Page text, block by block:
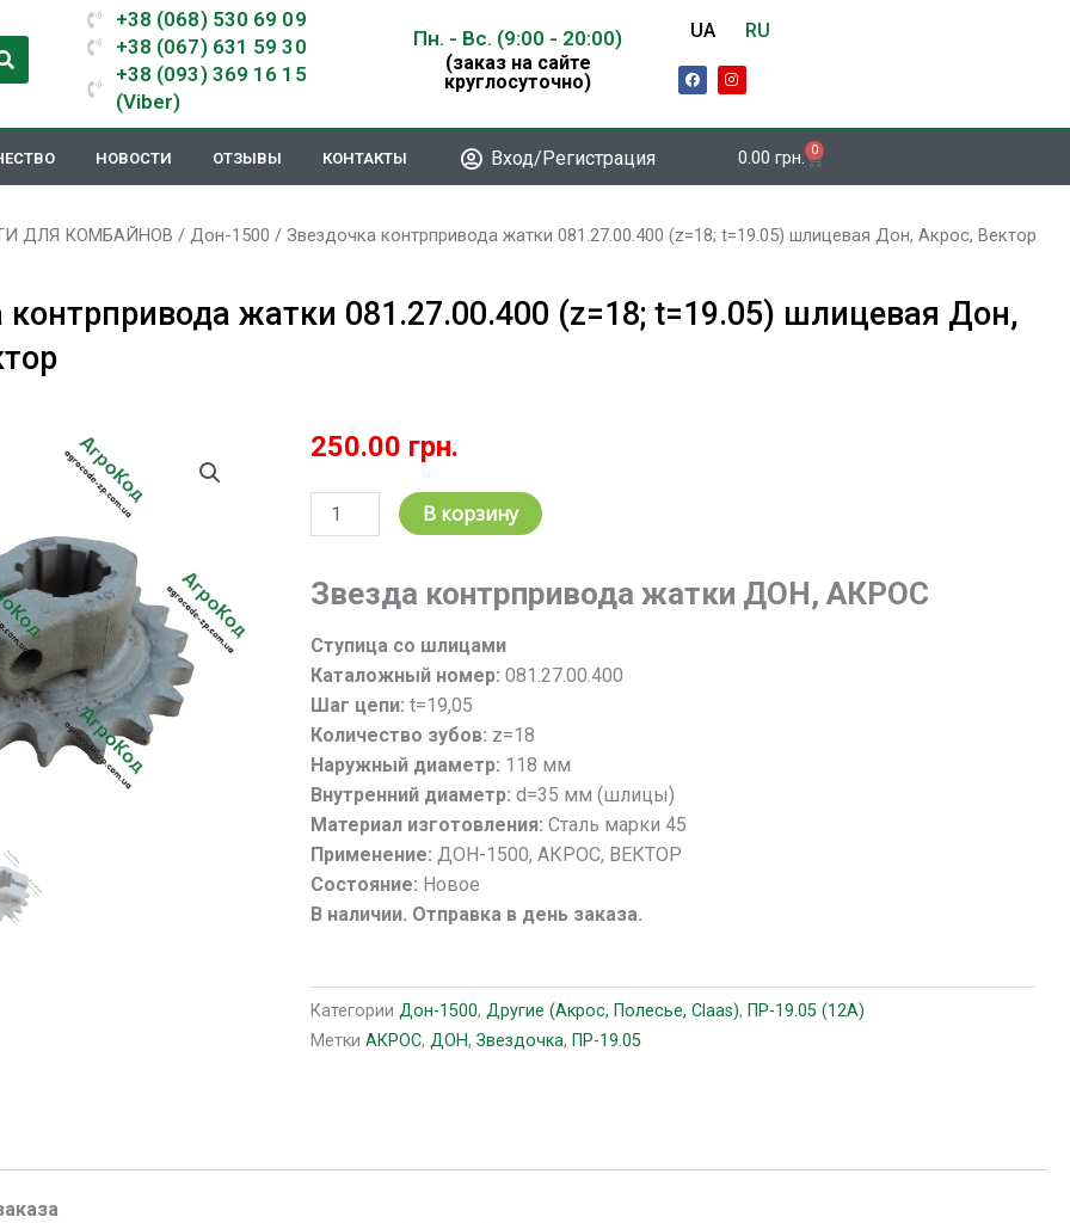
+38 (068) 530 69 09
+38 (067) 631 59 30
+38 (093) 369 16 15
(Viber)
Пн. - Вс. (9:00 - 20:00)
(заказ на сайте
круглосуточно)
UA RU
F
a
b
I
n
a
m
НОВОСТИ ОТЗЫВЫ КОНТАКТЫ Вход/Регистрация 0.00 грн. 0
Корзина
ДЛЯ КОМБАЙНОВ / Дон-1500 / Звездочка контрпривода жатки 081.27.00.400 (z=18; t=19.05) шлицевая Дон, Акрос, Вектор
контрпривода жатки 081.27.00.400 (z=18; t=19.05) шлицевая Дон,
250.00 грн.
Количество
товара
контрпривода
081.27.00.400
(z=18;
t=19.05)
шлицевая
Дон,
Акрос,
Вектор
В корзину
Звезда контрпривода жатки ДОН, АКРОС
Ступица со шлицами
Каталожный номер:081.27.00.400
Шаг цепи:t=19,05
Количество зубов: z=18
Наружный диаметр: 118 мм
Внутренний диаметр:d=35 мм (шлицы)
Материал изготовления:Сталь марки 45
Применение: ДОН-1500, АКРОС, ВЕКТОР
Состояние: Новое
В наличии. Отправка в день заказа.
Категории Дон-1500,Другие (Акрос, Полесье, Claas), ПР-19.05 (12A)
Метки АКРОС,ДОН,Звездочка, ПР-19.05